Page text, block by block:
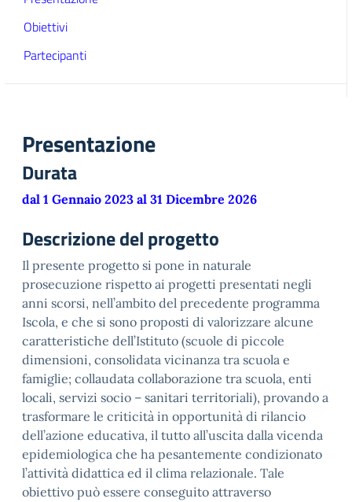
Obiettivi
Partecipanti
Presentazione
Durata
dal 1 Gennaio 2023 al 31 Dicembre 2026
Descrizione del progetto
Il presente progetto si pone in naturale
prosecuzione rispetto ai progetti presentati negli
anni scorsi, nell’ambito del precedente programma
Iscola, e che si sono proposti di valorizzare alcune
caratteristiche dell’Istituto (scuole di piccole
dimensioni, consolidata vicinanza tra scuola e
famiglie; collaudata collaborazione tra scuola, enti
locali, servizi socio – sanitari territoriali), provando a
trasformare le criticità in opportunità di rilancio
dell’azione educativa, il tutto all’uscita dalla vicenda
epidemiologica che ha pesantemente condizionato
l’attività didattica ed il clima relazionale. Tale
obiettivo può essere conseguito attraverso